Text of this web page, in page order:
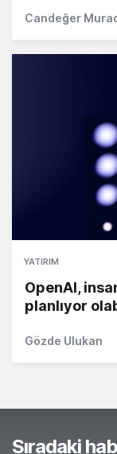
Candeğer
YATIRIM
OpenAI,
planlıyor
Gözde Ulukan
Sıradaki